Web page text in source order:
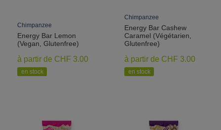
Chimpanzee
Energy Bar Lemon
(Vegan, Glutenfree)
à partir de CHF 3.00
en stock
Chimpanzee
Energy Bar Cashew
Caramel (Végétarien,
Glutenfree)
à partir de CHF 3.00
en stock